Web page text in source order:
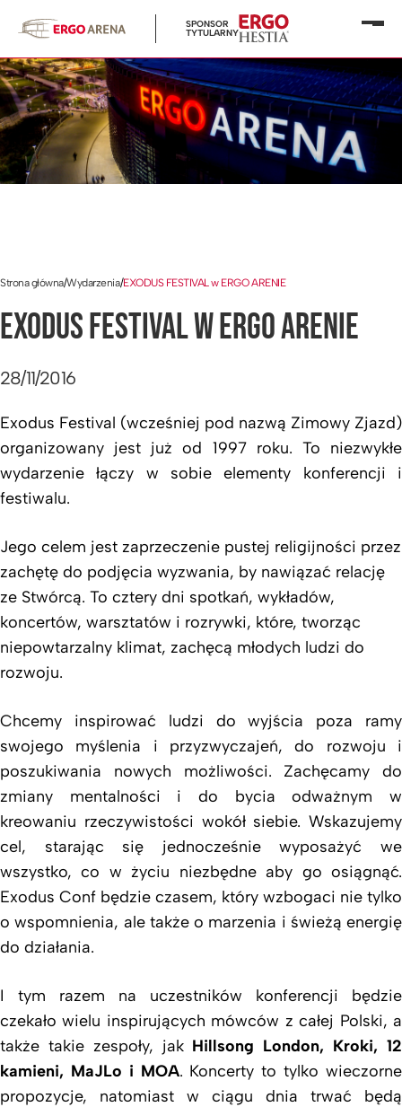
SPONSOR
TYTULARNY
Strona główna/Wydarzenia/EXODUS FESTIVAL w ERGO ARENIE
EXODUS FESTIVAL W ERGO ARENIE
28/11/2016
Exodus Festival (wcześniej pod nazwą Zimowy Zjazd)
organizowany jest już od 1997 roku. To niezwykłe
wydarzenie łączy w sobie elementy konferencji i
festiwalu.
Jego celem jest zaprzeczenie pustej religijności przez
zachętę do podjęcia wyzwania, by nawiązać relację
ze Stwórcą. To cztery dni spotkań, wykładów,
koncertów, warsztatów i rozrywki, które, tworząc
niepowtarzalny klimat, zachęcą młodych ludzi do
rozwoju.
Chcemy inspirować ludzi do wyjścia poza ramy
swojego myślenia i przyzwyczajeń, do rozwoju i
poszukiwania nowych możliwości. Zachęcamy do
zmiany mentalności i do bycia odważnym w
kreowaniu rzeczywistości wokół siebie. Wskazujemy
cel, starając się jednocześnie wyposażyć we
wszystko, co w życiu niezbędne aby go osiągnąć.
Exodus Conf będzie czasem, który wzbogaci nie tylko
o wspomnienia, ale także o marzenia i świeżą energię
do działania.
I tym razem na uczestników konferencji będzie
czekało wielu inspirujących mówców z całej Polski, a
także takie zespoły, jakHillsong London, Kroki, 12
kamieni, MaJLo i MOA. Koncerty to tylko wieczorne
propozycje, natomiast w ciągu dnia trwać będą